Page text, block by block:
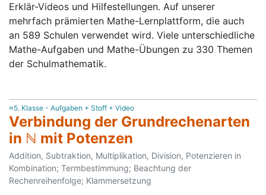
Erklär-Videos und Hilfestellungen. Auf unserer
mehrfach prämierten Mathe-Lernplattform, die auch
an 589 Schulen verwendet wird. Viele unterschiedliche
Mathe-Aufgaben und Mathe-Übungen zu 330 Themen
der Schulmathematik.
≈5. Klasse - Aufgaben + Stoff + Video
Verbindung der Grundrechenarten
in ℕ mit Potenzen
Addition, Subtraktion, Multiplikation, Division, Potenzieren in
Kombination; Termbestimmung; Beachtung der
Rechenreihenfolge; Klammersetzung